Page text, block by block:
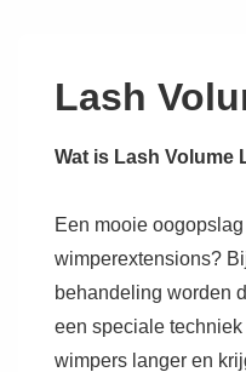
hoofdinhoud
Lash
Wat is Lash Volume
Een mooie
wimperextensions?
behandeling worden
een speciale
wimpers langer en